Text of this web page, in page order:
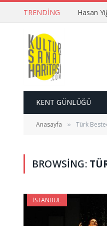
TRENDING Hasan
KENT GÜNLÜĞÜ
Anasayfa » Türk
BROWSING:
İSTANBUL